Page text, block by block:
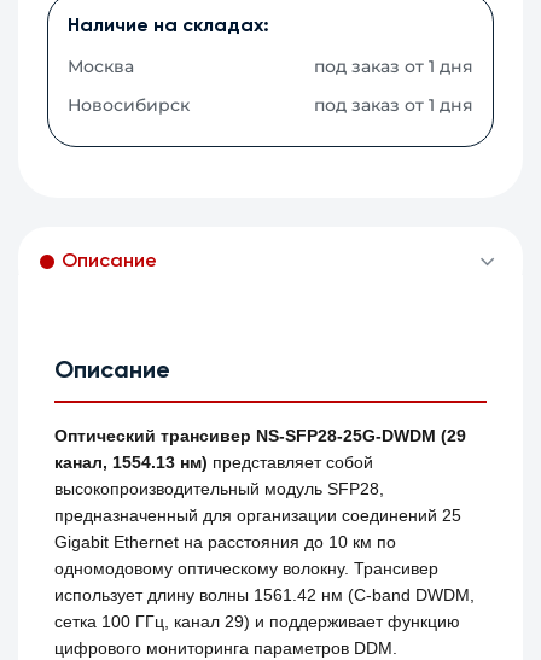
Наличие на складах:
Москва
под заказ от 1 дня
Новосибирск
под заказ от 1 дня
Описание
Описание
Оптический трансивер NS-SFP28-25G-DWDM (29
канал, 1554.13 нм) представляет собой
высокопроизводительный модуль SFP28,
предназначенный для организации соединений 25
Gigabit Ethernet на расстояния до 10 км по
одномодовому оптическому волокну. Трансивер
использует длину волны 1561.42 нм (C-band DWDM,
сетка 100 ГГц, канал 29) и поддерживает функцию
цифрового мониторинга параметров DDM.